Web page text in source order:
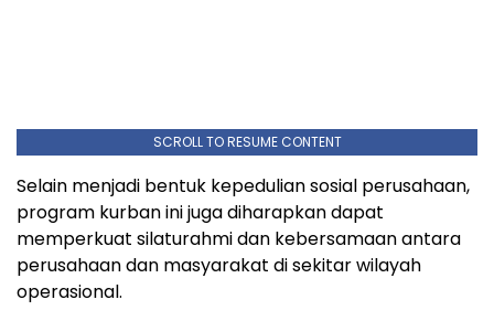
SCROLL TO RESUME CONTENT
Selain menjadi bentuk kepedulian sosial perusahaan,
program kurban ini juga diharapkan dapat
memperkuat silaturahmi dan kebersamaan antara
perusahaan dan masyarakat di sekitar wilayah
operasional.